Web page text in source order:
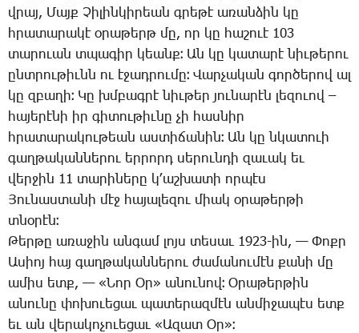
վրայ, Մայք Չի­լին­կի­րեան գրե­թէ ա­ռան­ձին կը
հրա­տա­րա­կէ օ­րա­թերթ մը, որ կը հա­շո­ւէ 103
տա­րուան տպա­գիր կեանք։ Ան կը կա­տա­րէ նիւ­թե­րու
ընտ­րու­թիւնն ու է­ջադ­րու­մը։ Վար­չա­կան գոր­ծե­րով ալ
կը զբա­ղի։ Կը խմբագ­րէ նիւ­թեր յու­նա­րէն լե­զո­ւով –
հա­յե­րէ­նի իր գի­տու­թիւ­նը չի հաս­նիր
հրա­տա­րա­կու­թեան աս­տի­ճա­նին։ Ան կը նկա­տո­ւի
գաղ­թա­կան­նե­րու եր­րորդ սե­րուն­դի զա­ւակ եւ
վեր­ջին 11 տա­րի­նե­րը կ­՚աշ­խա­տի որ­պէս
Յու­նաս­տա­նի մէջ հա­յա­լե­զու միակ օ­րա­թեր­թի
տնօ­րէն։
Թեր­թը ա­ռա­ջին ան­գամ լոյս տե­սաւ 1923-ին, — Փոքր
Ա­սիոյ հայ գաղ­թա­կան­նե­րու ժա­մա­նու­մէն քա­նի մը
ա­միս ետք, — «­Նոր Օր» ա­նու­նով։ Օ­րա­թեր­թին
ա­նու­նը փո­խո­ւե­ցաւ պա­տե­րազ­մէն ան­մի­ջա­պէս ետք
եւ ան վե­րա­կո­չո­ւե­ցաւ «Ա­զատ Օր»։